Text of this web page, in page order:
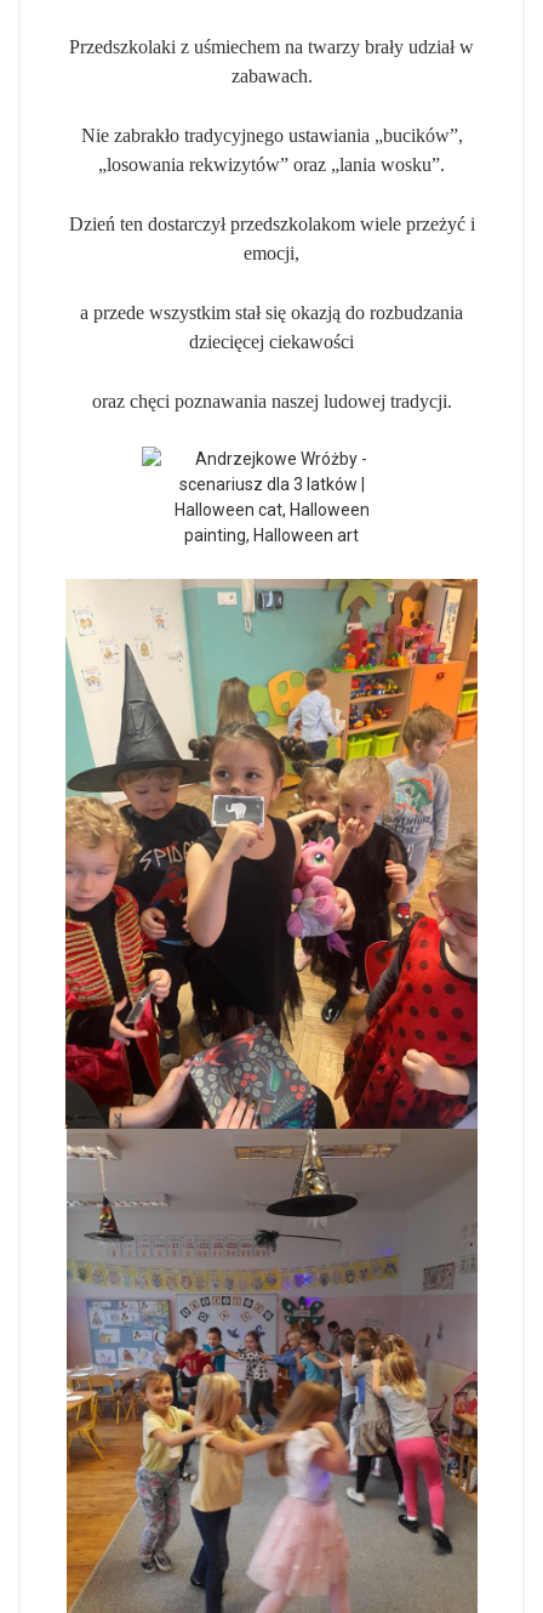
Przedszkolaki z uśmiechem na twarzy brały udział w
zabawach.
Nie zabrakło tradycyjnego ustawiania „bucików”,
„losowania rekwizytów” oraz „lania wosku”.
Dzień ten dostarczył przedszkolakom wiele przeżyć i
emocji,
a przede wszystkim stał się okazją do rozbudzania
dziecięcej ciekawości
oraz chęci poznawania naszej ludowej tradycji.